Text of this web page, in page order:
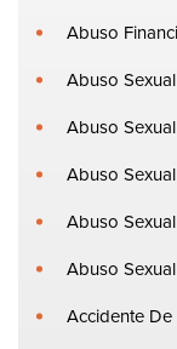
Abuso
Abuso Sexual
Abuso
Abuso
Abuso
Abuso
Accidente